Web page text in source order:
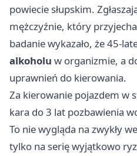
powiecie słupskim.
mężczyźnie, który
badanie wykazało, że 45-
alkoholu w organizmie, a
uprawnień do kierowania.
Za kierowanie pojazdem w
kara do 3 lat pozbawienia
To nie wygląda na zwykły
tylko na serię wyjątkowo